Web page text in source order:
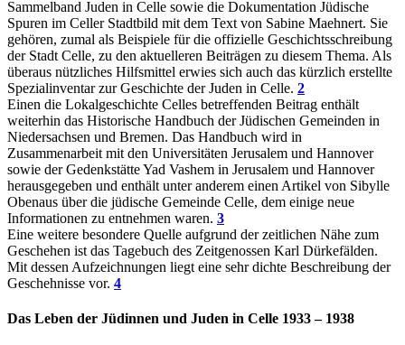
Sammelband Juden in Celle sowie die Dokumentation Jüdische
Spuren im Celler Stadtbild mit dem Text von Sabine Maehnert. Sie
gehören, zumal als Beispiele für die offizielle Geschichtsschreibung
der Stadt Celle, zu den aktuelleren Beiträgen zu diesem Thema. Als
überaus nützliches Hilfsmittel erwies sich auch das kürzlich erstellte
Spezialinventar zur Geschichte der Juden in Celle. 2
Einen die Lokalgeschichte Celles betreffenden Beitrag enthält
weiterhin das Historische Handbuch der Jüdischen Gemeinden in
Niedersachsen und Bremen. Das Handbuch wird in
Zusammenarbeit mit den Universitäten Jerusalem und Hannover
sowie der Gedenkstätte Yad Vashem in Jerusalem und Hannover
herausgegeben und enthält unter anderem einen Artikel von Sibylle
Obenaus über die jüdische Gemeinde Celle, dem einige neue
Informationen zu entnehmen waren. 3
Eine weitere besondere Quelle aufgrund der zeitlichen Nähe zum
Geschehen ist das Tagebuch des Zeitgenossen Karl Dürkefälden.
Mit dessen Aufzeichnungen liegt eine sehr dichte Beschreibung der
Geschehnisse vor. 4
Das Leben der Jüdinnen und Juden in Celle 1933 – 1938